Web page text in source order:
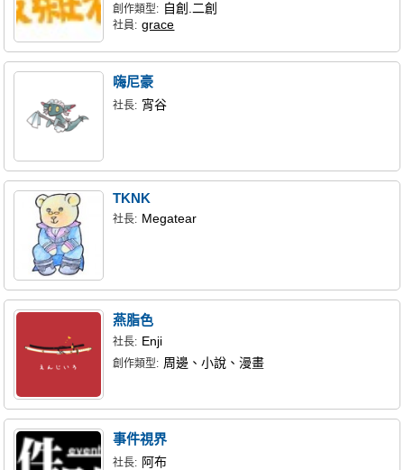
創作類型: 自創.二創
社員: grace
嗨尼豪
社長: 宵谷
TKNK
社長: Megatear
燕脂色
社長: Enji
創作類型: 周邊、小說、漫畫
事件視界
社長: 阿布